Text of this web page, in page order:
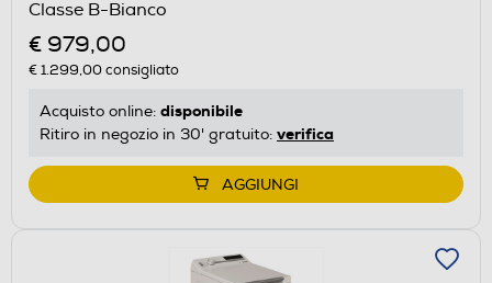
Calcolatore
di
risparmio
energetico
di
Classe B-Bianco
€ 979,00
€ 1.299,00consigliato
Acquisto online: disponibile
Ritiro in negozio in 30' gratuito: verifica
AGGIUNGI